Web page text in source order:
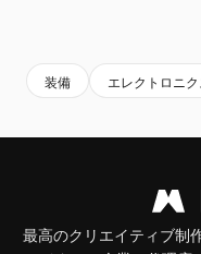
装備 エレクトロニク
最高のクリエイティブ制